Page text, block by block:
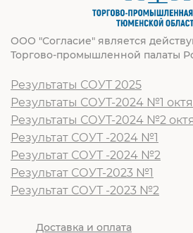
ООО "Согласие" является
Торгово-промышленной палаты
Результаты СОУТ 2025
Результаты СОУТ-2024 №1
Результаты СОУТ-2024 №2
Результат СОУТ -2024 №1
Результат СОУТ -2024 №2
Результат СОУТ-2023 №1
Результат СОУТ -2023 №2
Доставка и оплата